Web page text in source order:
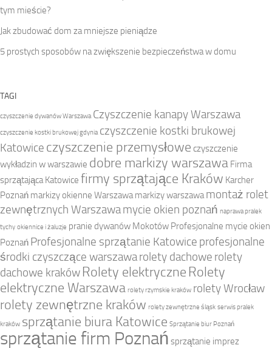
tym mieście?
Jak zbudować dom za mniejsze pieniądze
5 prostych sposobów na zwiększenie bezpieczeństwa w domu
TAGI
czyszczenie dywanów Warszawa Czyszczenie kanapy Warszawa
czyszczenie kostki brukowej gdynia czyszczenie kostki brukowej
Katowice czyszczenie przemysłowe czyszczenie
wykładzin w warszawie dobre markizy warszawa Firma
sprzątająca Katowice firmy sprzątające Kraków Karcher
Poznań markizy okienne Warszawa markizy warszawa montaż rolet
zewnętrznych Warszawamycie okien poznań naprawa pralek
tychy okiennice i żaluzje pranie dywanów Mokotów Profesjonalne mycie okien
Poznań Profesjonalne sprzątanie Katowice profesjonalne
środki czyszczące warszawarolety dachowe rolety
dachowe kraków Rolety elektryczne Rolety
elektryczne Warszawa rolety rzymskie kraków rolety Wrocław
rolety zewnętrzne kraków rolety zewnętrzne śląsk serwis pralek
kraków sprzątanie biura Katowice Sprzątanie biur Poznań
sprzątanie firm Poznań sprzątanie imprez